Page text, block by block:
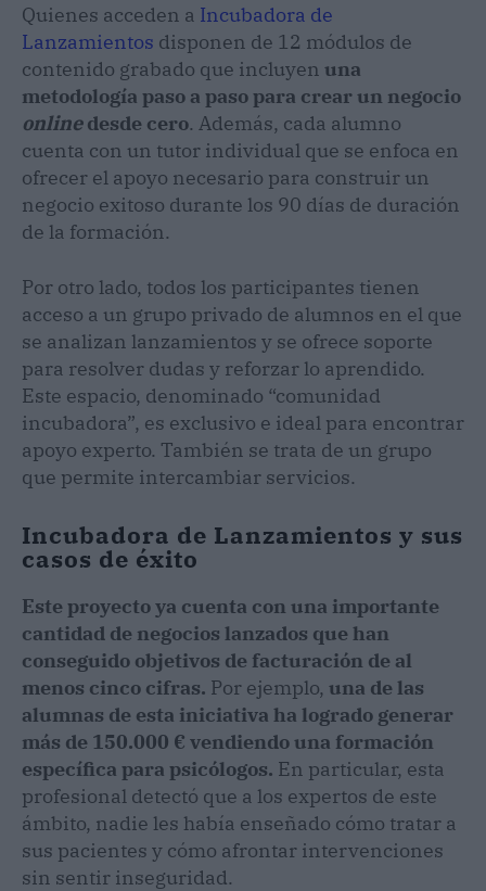
Quienes acceden a Incubadora de
Lanzamientos disponen de 12 módulos de
contenido grabado que incluyen una
metodología paso a paso para crear un negocio
onlinedesde cero. Además, cada alumno
cuenta con un tutor individual que se enfoca en
ofrecer el apoyo necesario para construir un
negocio exitoso durante los 90 días de duración
de la formación.
Por otro lado, todos los participantes tienen
acceso a un grupo privado de alumnos en el que
se analizan lanzamientos y se ofrece soporte
para resolver dudas y reforzar lo aprendido.
Este espacio, denominado “comunidad
incubadora”, es exclusivo e ideal para encontrar
apoyo experto. También se trata de un grupo
que permite intercambiar servicios.
Incubadora de Lanzamientos y sus
casos de éxito
Este proyecto ya cuenta con una importante
cantidad de negocios lanzados que han
conseguido objetivos de facturación de al
menos cinco cifras. Por ejemplo, una de las
alumnas de esta iniciativa ha logrado generar
más de 150.000 € vendiendo una formación
específica para psicólogos. En particular, esta
profesional detectó que a los expertos de este
ámbito, nadie les había enseñado cómo tratar a
sus pacientes y cómo afrontar intervenciones
sin sentir inseguridad.